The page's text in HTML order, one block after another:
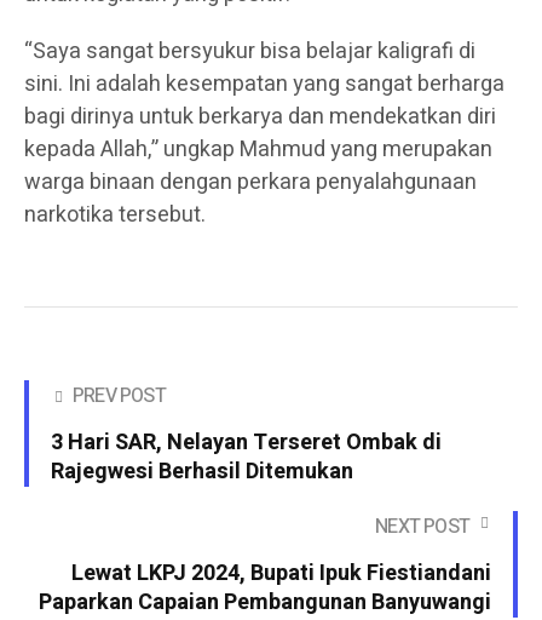
“Saya sangat bersyukur bisa belajar kaligrafi di
sini. Ini adalah kesempatan yang sangat berharga
bagi dirinya untuk berkarya dan mendekatkan diri
kepada Allah,” ungkap Mahmud yang merupakan
warga binaan dengan perkara penyalahgunaan
narkotika tersebut.
PREV POST
3 Hari SAR, Nelayan Terseret Ombak di
Rajegwesi Berhasil Ditemukan
NEXT POST
Lewat LKPJ 2024, Bupati Ipuk Fiestiandani
Paparkan Capaian Pembangunan Banyuwangi